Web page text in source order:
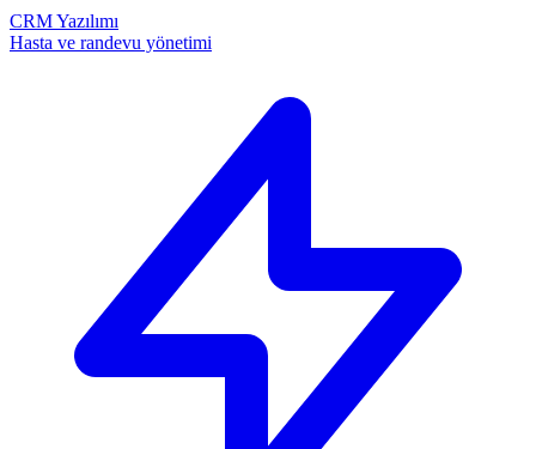
CRM Yazılımı
Hasta ve randevu yönetimi